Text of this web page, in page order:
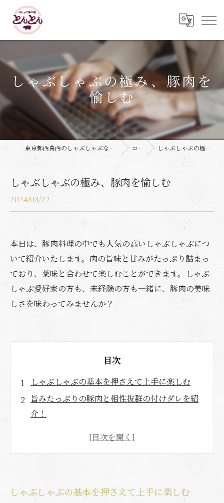
しゃぶしゃぶの極み、豚肉を
愉しむ
東京都西葛西のしゃぶしゃぶなら豚しゃぶ専門店 とんとん コラム しゃぶしゃぶの極み、豚肉を愉しむ
しゃぶしゃぶの極み、豚肉を愉しむ
2024/03/22
本日は、豚肉料理の中でも人気の高いしゃぶしゃぶにつ
いて紹介いたします。肉の旨味と甘みがたっぷり詰まっ
ており、薬味と合わせて楽しむことができます。しゃぶ
しゃぶ愛好家の方も、未経験の方も一緒に、豚肉の美味
しさを味わってみませんか？
目次
しゃぶしゃぶの基本を押さえて上手に楽しむ
旨みたっぷりの豚肉と相性抜群の付けダレを紹
介！
特別な日には豪華な部位を使ったしゃぶしゃぶ
しゃぶしゃぶの基本を押さえて上手に楽しむ